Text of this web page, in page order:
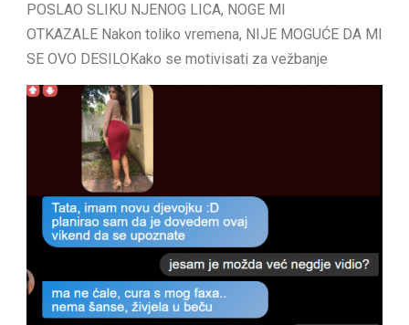
POSLAO SLIKU NJENOG LICA, NOGE MI
OTKAZALE Nakon toliko vremena, NIJE MOGUĆE DA MI
SE OVO DESILOKako se motivisati za vežbanje